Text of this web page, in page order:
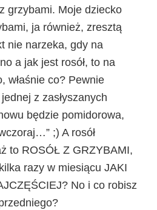
grzybami. Moje dziecko
ja również, zresztą
nie narzeka, gdy na
a jak jest rosół, to na
co? Pewnie
z zasłyszanych
będzie pomidorowa,
;) A rosół
to ROSÓŁ Z GRZYBAMI,
razy w miesiącu JAKI
No i co robisz